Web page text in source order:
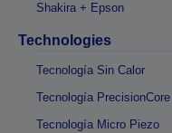
Shakira + Epson
Technologies
Tecnología Sin Calor
Tecnología PrecisionCore
Tecnología Micro Piezo